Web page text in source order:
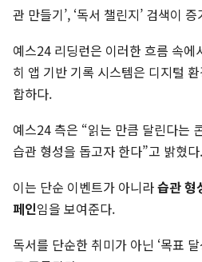
관 만들기’, ‘독서 챌린지’ 검색이
예스24 리딩런은 이러한 흐름 속에
히 앱 기반 기록 시스템은 디지털
합하다.
예스24 측은 “읽는 만큼 달린다는
습관 형성을 돕고자 한다”고 밝혔다.
이는 단순 이벤트가 아니라습관 형
페인임을 보여준다.
독서를 단순한 취미가 아닌 ‘목표